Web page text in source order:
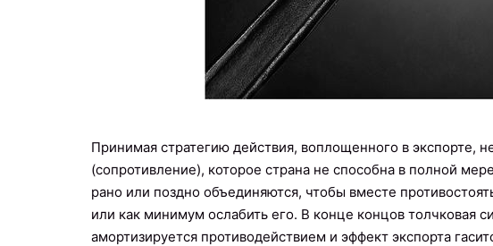
Принимая стратегию действия, воплощенного в экспорте,
(сопротивление), которое страна не способна в полной
рано или поздно объединяются, чтобы вместе
или как минимум ослабить его. В конце концов толчковая
амортизируется противодействием и эффект экспорта